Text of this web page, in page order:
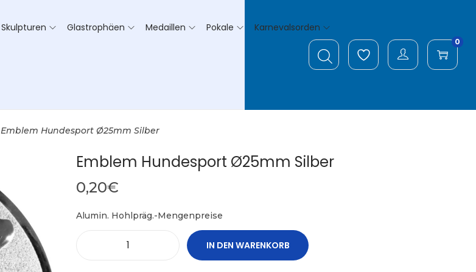
Skulpturen Glastrophäen Medaillen Pokale Karnevalsorden
0
Emblem Hundesport Ø25mm Silber
Emblem Hundesport Ø25mm Silber
0,20€
Alumin. Hohlpräg.-Mengenpreise
IN DEN WARENKORB